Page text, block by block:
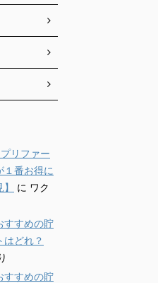
リファー
１番お得に
に ワク
すすめの貯
どれ？
すすめの貯